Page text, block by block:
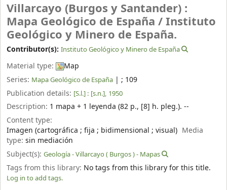
Villarcayo (Burgos y Santander) :
Mapa Geológico de España /Instituto
Geológico y Minero de España.
Contributor(s): Instituto Geológico y Minero de España
Material type:
Map
Series: Mapa Geológico de España | ; 109
Publication details: [S.l.] : [s.n.], 1950
Description: 1 mapa + 1 leyenda (82 p., [8] h. pleg.). --
Content type:
Imagen (cartográfica ; fija ; bidimensional ; visual) Media
type: sin mediación
Subject(s): Geología - Villarcayo ( Burgos ) - Mapas
Tags from this library: No tags from this library for this title.
Log in to add tags.